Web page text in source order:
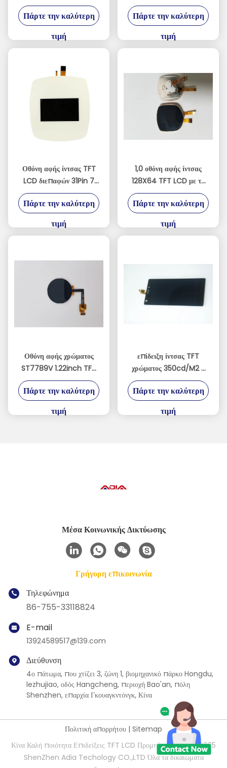
320 3/4 SPI + RGB /
MCU Διασύνδεση
Πάρτε την καλύτερη
τιμή
RGB διεπαφή
Πάρτε την καλύτερη
τιμή
Οθόνη αφής ίντσας TFT
LCD διεπαφών 31Pin 7
LVDS με την επιτροπή
ΔΙΕΘΝΏΝ
ΕΙΔΗΣΕΟΓΡΑΦΙΚΏΝ
ΠΡΑΚΤΟΡΕΊΩΝ
Πάρτε την καλύτερη
τιμή
1,0 οθόνη αφής ίντσας
128X64 TFT LCD με τη
διεπαφή SPI
Πάρτε την καλύτερη
τιμή
Οθόνη αφής χρώματος
ST7789V 1.22inch TFT
LCD RoHS 65K
Πάρτε την καλύτερη
τιμή
επίδειξη ίντσας TFT
χρώματος 350cd/M2 5
16.7M με τη διεπαφή MIPI
Πάρτε την καλύτερη
τιμή
Μέσα Κοινωνικής Δικτύωσης
Γρήγορη επικοινωνία
Τηλεφώνημα
86-755-33118824
E-mail
13924589517@139.com
Διεύθυνση
4ο πάτωμα, που χτίζει 3, ζώνη 1, βιομηχανικό πάρκο Hongdu,
lezhujiao, οδός Hangcheng, περιοχή Bao'an, πόλη
Shenzhen, επαρχία Γκουαγκντόνγκ, Κίνα
Πολιτική απορρήτου | Sitemap
Κίνα Καλή ποιότητα Επιδείξεις TFT LCD Προμηθευτής. 2021-2025
ShenZhen Adia Techology CO.,LTD Όλα τα δικαιώματα